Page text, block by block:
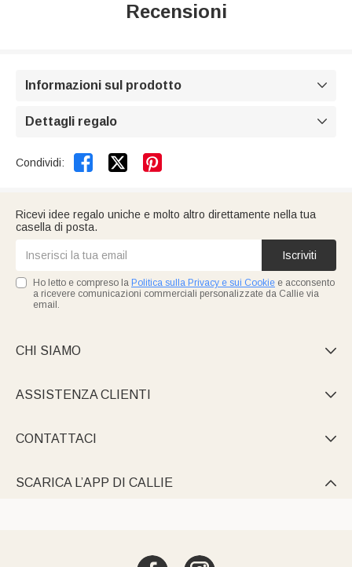
Recensioni
Informazioni sul prodotto 
Dettagli regalo 
Condividi:  
Ricevi idee regalo uniche e molto altro direttamente nella tua
casella di posta.
Iscriviti
Ho letto e compreso la Politica sulla Privacy e sui Cookie e acconsento
a ricevere comunicazioni commerciali personalizzate da Callie via
email.
CHI SIAMO 
ASSISTENZA CLIENTI 
CONTATTACI 
SCARICA L’APP DI CALLIE 